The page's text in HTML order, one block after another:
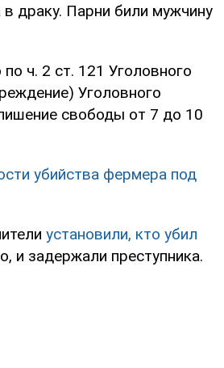
драку. Парни били мужчину
ч. 2 ст. 121 Уголовного
Уголовного
свободы от 7 до 10
убийства фермера под
установили, кто убил
и задержали преступника.